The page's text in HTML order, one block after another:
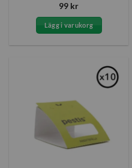
Betygsatt
av 5
99 kr
Lägg i varukorg